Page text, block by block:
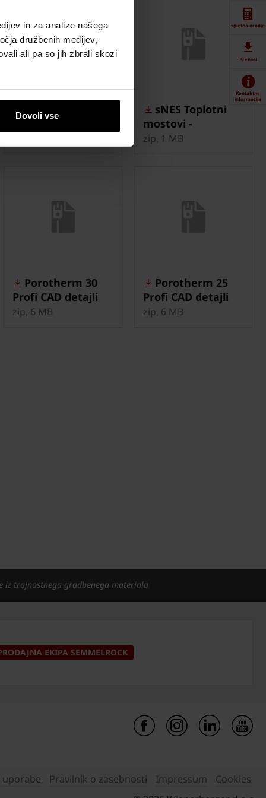
in za analize našega
družbenih medijev,
ali pa so jih zbrali skozi
Dovoli vse
Porotherm 25-38
IZO Profi CAD
sNES Toplotni
mostovi -
Porotherm 44 IZO
zip, 1 MB
Porotherm 30
Profi CAD detajli
zip, 6 MB
Porotherm 25
Profi CAD detajli
zip, 6 MB
Spletna orodja
Prenosi
Kontaktne
informacije
iz trajnostnega gradbenega materiala
EKIPA SEMMELROCK
uporabe Pravilnik o zasebnosti Impressum
Cookies